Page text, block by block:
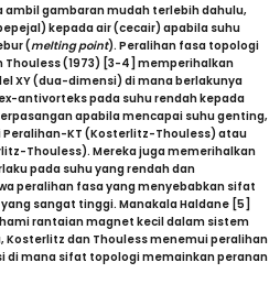
ambil gambaran mudah terlebih dahulu,
kepada air (cecair) apabila suhu
(melting point). Peralihan fasa topologi
(1973) [3-4] memperihalkan
XY (dua-dimensi) di mana berlakunya
antivorteks pada suhu rendah kepada
apabila mencapai suhu genting,
KT (Kosterlitz-Thouless) atau
Thouless). Mereka juga memerihalkan
pada suhu yang rendah dan
peralihan fasa yang menyebabkan sifat
sangat tinggi. Manakala Haldane [5]
rantaian magnet kecil dalam sistem
Kosterlitz dan Thouless menemui peralihan
di mana sifat topologi memainkan peranan